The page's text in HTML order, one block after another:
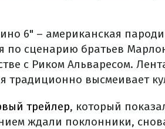
6" – американская
по сценарию братьев
с Риком Альваресом.
традиционно высмеивает
трейлер, который
ждали поклонники,